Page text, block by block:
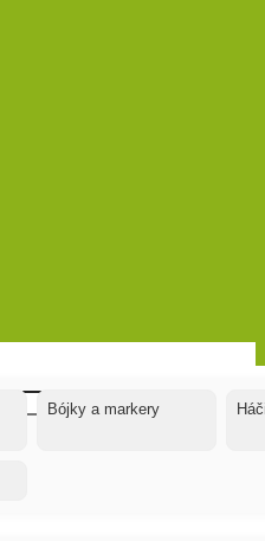
Bójky a markery